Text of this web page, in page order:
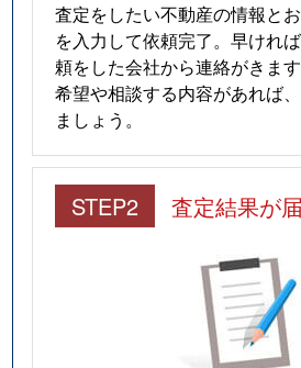
査定をしたい不動産の情報と
を入力して依頼完了。早けれ
頼をした会社から連絡がきます
希望や相談する内容があれば
ましょう。
STEP2 査定結果が